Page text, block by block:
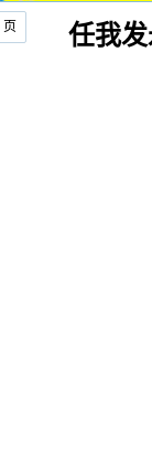
页 任我发